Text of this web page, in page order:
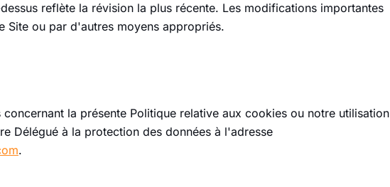
reflète la révision la plus récente. Les modifications importantes
Site ou par d'autres moyens appropriés.
la présente Politique relative aux cookies ou notre utilisation
Délégué à la protection des données à l'adresse
.